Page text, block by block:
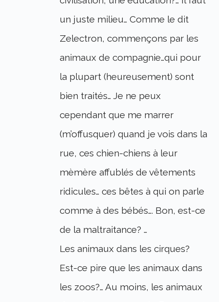
un juste milieu… Comme le dit
Zelectron, commençons par les
animaux de compagnie…qui pour
la plupart (heureusement) sont
bien traités… Je ne peux
cependant que me marrer
(m’offusquer) quand je vois dans la
rue, ces chien-chiens à leur
mèmère affublés de vêtements
ridicules… ces bêtes à qui on parle
comme à des bébés…. Bon, est-ce
de la maltraitance? …
Les animaux dans les cirques?
Est-ce pire que les animaux dans
les zoos?… Au moins, les animaux